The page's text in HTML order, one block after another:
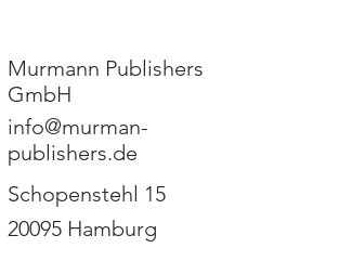
Murmann Publishers
GmbH
info@murman-
publishers.de
Schopenstehl 15
20095 Hamburg